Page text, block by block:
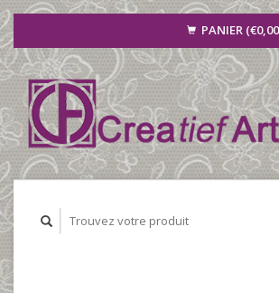
PANIER